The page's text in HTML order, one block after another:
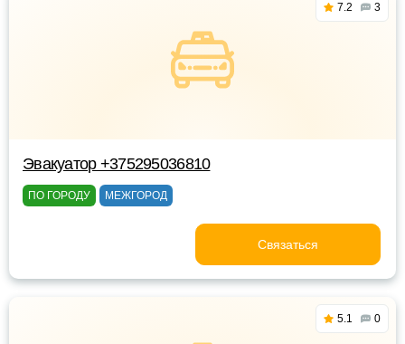
7.2 3
Эвакуатор +375295036810
ПО ГОРОДУ МЕЖГОРОД
Связаться
5.1 0